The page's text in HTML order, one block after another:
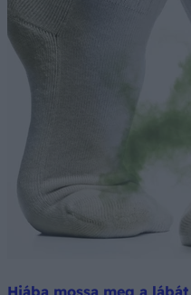
Hiába mossa meg a